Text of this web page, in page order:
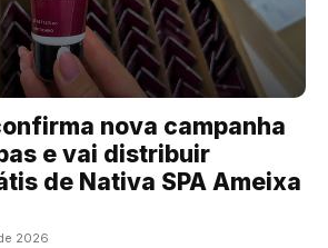
nova campanha
e vai distribuir
de Nativa SPA Ameixa
2026